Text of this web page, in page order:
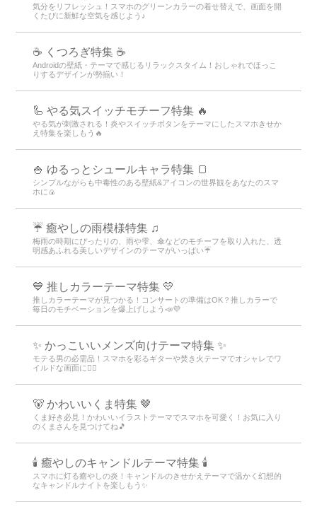
気分をリフレッシュ！スマホのグリーンカラーの着せ替えで、画面を開
くたびに新鮮な空気を感じよう♪
☕ くつろぎ特集 ☕
Androidの壁紙・テーマで感じるリラックスタイム！おしゃれでほっこ
りするデザインが勢揃い！
🦾 やる気スイッチモチーフ特集 🔥
やる気が刺激される！炎やスイッチボタンをテーマにしたスマホきせか
え特集を楽しもう🔥
🍚 ゆるっとシュールキャラ特集 🍞
シンプルながらも中毒性のある壁紙&アイコンの世界観をあなたのスマ
ホに🍙
☔ 癒やしの雨模様特集 ♫
梅雨の時期にぴったりの、雨や雫、傘などのモチーフを取り入れた、透
明感あふれる美しいデザインのテーマがいっぱい☔
💙 推しカラーテーマ特集 💛
推しカラーテーマが見つかる！コンサートの準備はOK？推しカラーで
毎日のモチベーションを爆上げしよう📣💜
✨ かっこいいメンズ向けテーマ特集 ✨
モテる男の必需品！スマホを彩るギターや焚き火テーマでオシャレでワ
イルドな画面に👍🏻
🐻 かわいいくま特集 🤎
くま好き必見！かわいいイラストテーマでスマホを可愛く！お気に入り
のくまさんを見つけてね🎵
🕯️ 癒やしのキャンドルテーマ特集 🕯️
スマホに灯る癒やしの炎！キャンドルのきせかえテーマで温かく幻想的
なキャンドルナイトを楽しもう️✨️